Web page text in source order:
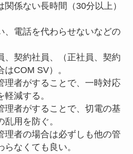
関係ない長時間（30分以上）
、電話を代わらせないなどの
契約社員、（正社員、契約
COM SV）。
者がすることで、一時対応
減する。
者がすることで、切電の基
用を防ぐ。
者の場合は必ずしも他の管
なくても良い。